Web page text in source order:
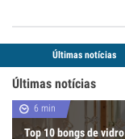
Últimas notícias
Últimas notícias
6 min
Top 10 bongs de vidro